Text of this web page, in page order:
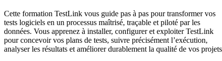
Cette formation TestLink vous guide pas à pas pour transformer vos
tests logiciels en un processus maîtrisé, traçable et piloté par les
données. Vous apprenez à installer, configurer et exploiter TestLink
pour concevoir vos plans de tests, suivre précisément l’exécution,
analyser les résultats et améliorer durablement la qualité de vos